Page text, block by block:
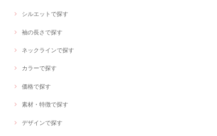
シルエットで探す
袖の長さで探す
ネックラインで探す
カラーで探す
価格で探す
素材・特徴で探す
デザインで探す